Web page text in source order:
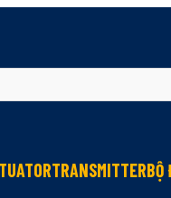
TRANSMITTERBỘ